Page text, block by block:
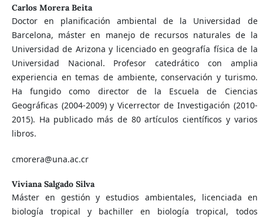
Carlos Morera Beita
Doctor en planificación ambiental de la Universidad de
Barcelona, máster en manejo de recursos naturales de la
Universidad de Arizona y licenciado en geografía física de la
Universidad Nacional. Profesor catedrático con amplia
experiencia en temas de ambiente, conservación y turismo.
Ha fungido como director de la Escuela de Ciencias
Geográficas (2004-2009) y Vicerrector de Investigación (2010-
2015). Ha publicado más de 80 artículos científicos y varios
libros.
cmorera@una.ac.cr
Viviana Salgado Silva
Máster en gestión y estudios ambientales, licenciada en
biología tropical y bachiller en biología tropical, todos